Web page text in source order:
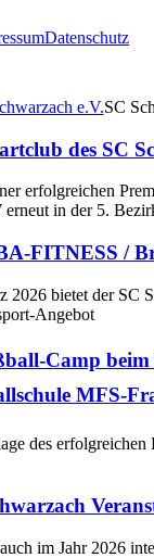
Datenschutz
SC
des SC
erfolgreichen
erneut in der 5.
FITNESS /
2026 bietet der SC
Angebot
Camp
MFS-
des
im Jahr 2026